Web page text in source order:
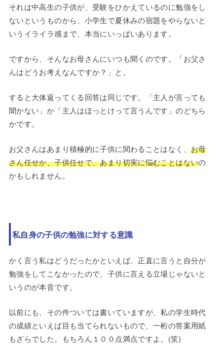
それは中高生の子供が、受験をひかえているのに勉強をし
ないというものから、小学生で夏休みの宿題をやらないと
いうイライラ感まで、本当にいっぱいあります。
ですから、そんなお母さんにいつも聞くのです。「お父さ
んはどうお考えなんですか？」と。
すると大体返ってくる回答は同じです。「主人が言っても
聞かない」か「主人はほっとけって言うんです」のどちら
かです。
お父さんはあまり積極的に子供に関わることはなく、 お母
さん任せか、子供任せで、あまり切実に悩むことはないの
かもしれません。
私自身の子供の勉強に対する意識
かく言う私はどうだったかといえば、正直に言うと自分が
勉強をしてこなかったので、子供に言える立場じゃないと
いうのが本音です。
以前にも、その件ついては書いていますが、私の学生時代
の成績といえば目も当てられないもので、一桁の答案用紙
もざらでした。もちろん１００点満点ですよ。(笑)